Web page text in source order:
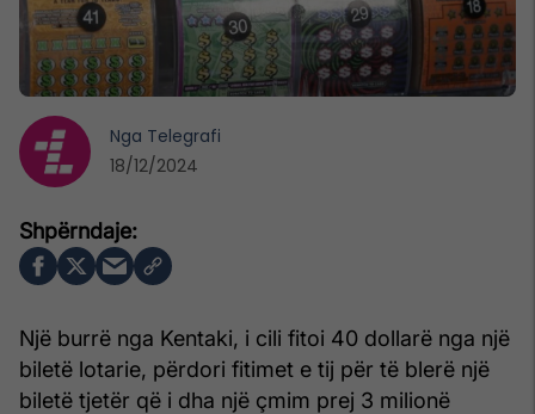
Një burrë nga Kentaki, i cili fitoi 40 dollarë nga një
biletë lotarie, përdori fitimet e tij për të blerë një
biletë tjetër që i dha një çmim prej 3 milionë
Nga Telegrafi
18/12/2024